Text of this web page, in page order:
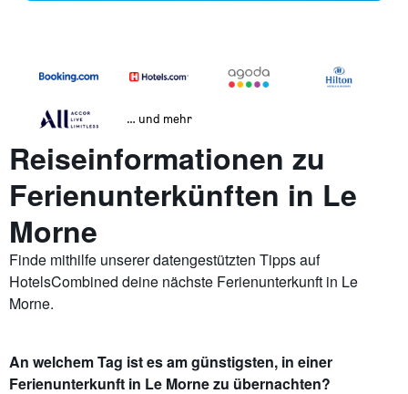
… und mehr
Reiseinformationen zu
Ferienunterkünften in Le
Morne
Finde mithilfe unserer datengestützten Tipps auf
HotelsCombined deine nächste Ferienunterkunft in Le
Morne.
An welchem Tag ist es am günstigsten, in einer
Ferienunterkunft in Le Morne zu übernachten?